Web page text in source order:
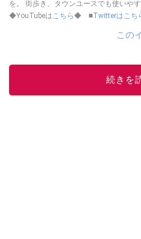
を。 街歩き、タウンユースでも使いや
◆YouTubeはこちら◆ ■Twitterはこち
この
続きを